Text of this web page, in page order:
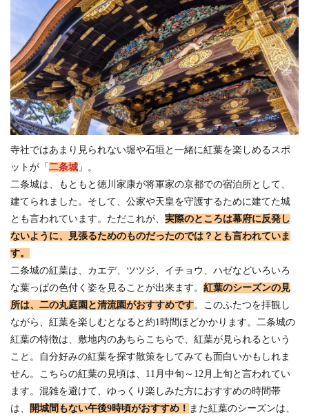
寺社ではあまり見られない堀や石垣と一緒に紅葉を楽しめるスポ
ットが「 二条城 」。
二条城は、もともと徳川家康が将軍家の京都での宿泊所として、
建てられました。そして、公家や天皇を守護するために建てた城
とも言われています。ただこれが、 実際のところは幕府に反発し
ないように、見張るためのものだったのでは？とも言われていま
す。
二条城の紅葉は、カエデ、ツツジ、イチョウ、ハゼなどいろいろ
な葉っぱの色付く姿を見ることが出来ます。 紅葉のシーズンの見
所は、二の丸庭園と清流園がおすすめです。このふたつを拝観し
ながら、紅葉を楽しむとなると約1時間ほどかかります。二条城の
紅葉の特徴は、敷地内のあちらこちらで、紅葉が見られるという
こと。自分好みの紅葉を探す散策をしてみても面白いかもしれま
せん。こちらの紅葉の見頃は、11月中旬～12月上旬と言われてい
ます。混雑を避けて、ゆっくり楽しみた方におすすめの時間帯
は、
開城間もない午後9時頃がおすすめ！ また紅葉のシーズンは、